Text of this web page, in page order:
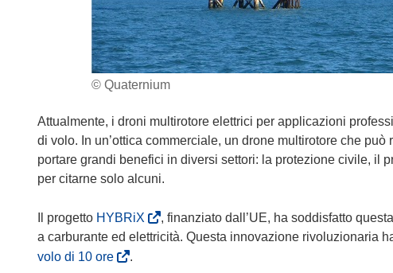
© Quaternium
Attualmente, i droni multirotore elettrici per applicazioni
di volo. In un’ottica commerciale, un drone multirotore che
portare grandi benefici in diversi settori: la protezione civile, il
per citarne solo alcuni.
Il progetto HYBRiX
s
, finanziato dall’UE, ha soddisfatto
a carburante ed elettricità. Questa innovazione rivoluzionaria
volo di 10 ore(
.